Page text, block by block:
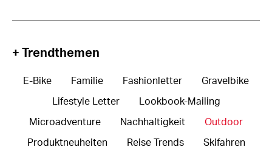
+ Trendthemen
E-Bike Familie Fashionletter Gravelbike
Lifestyle Letter Lookbook-Mailing
Microadventure Nachhaltigkeit Outdoor
Produktneuheiten Reise Trends Skifahren